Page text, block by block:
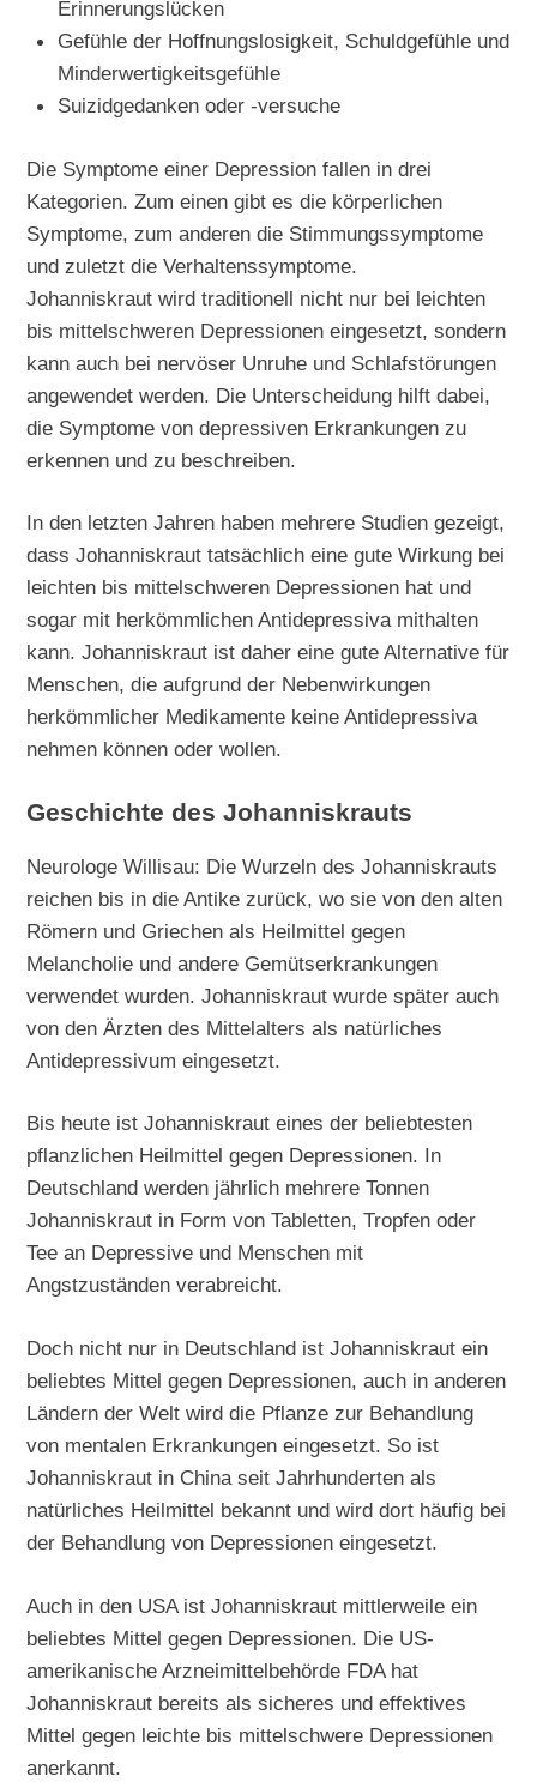
Erinnerungslücken
Gefühle der Hoffnungslosigkeit, Schuldgefühle und
Minderwertigkeitsgefühle
Suizidgedanken oder -versuche
Die Symptome einer Depression fallen in drei
Kategorien. Zum einen gibt es die körperlichen
Symptome, zum anderen die Stimmungssymptome
und zuletzt die Verhaltenssymptome.
Johanniskraut wird traditionell nicht nur bei leichten
bis mittelschweren Depressionen eingesetzt, sondern
kann auch bei nervöser Unruhe und Schlafstörungen
angewendet werden. Die Unterscheidung hilft dabei,
die Symptome von depressiven Erkrankungen zu
erkennen und zu beschreiben.
In den letzten Jahren haben mehrere Studien gezeigt,
dass Johanniskraut tatsächlich eine gute Wirkung bei
leichten bis mittelschweren Depressionen hat und
sogar mit herkömmlichen Antidepressiva mithalten
kann. Johanniskraut ist daher eine gute Alternative für
Menschen, die aufgrund der Nebenwirkungen
herkömmlicher Medikamente keine Antidepressiva
nehmen können oder wollen.
Geschichte des Johanniskrauts
Neurologe Willisau: Die Wurzeln des Johanniskrauts
reichen bis in die Antike zurück, wo sie von den alten
Römern und Griechen als Heilmittel gegen
Melancholie und andere Gemütserkrankungen
verwendet wurden. Johanniskraut wurde später auch
von den Ärzten des Mittelalters als natürliches
Antidepressivum eingesetzt.
Bis heute ist Johanniskraut eines der beliebtesten
pflanzlichen Heilmittel gegen Depressionen. In
Deutschland werden jährlich mehrere Tonnen
Johanniskraut in Form von Tabletten, Tropfen oder
Tee an Depressive und Menschen mit
Angstzuständen verabreicht.
Doch nicht nur in Deutschland ist Johanniskraut ein
beliebtes Mittel gegen Depressionen, auch in anderen
Ländern der Welt wird die Pflanze zur Behandlung
von mentalen Erkrankungen eingesetzt. So ist
Johanniskraut in China seit Jahrhunderten als
natürliches Heilmittel bekannt und wird dort häufig bei
der Behandlung von Depressionen eingesetzt.
Auch in den USA ist Johanniskraut mittlerweile ein
beliebtes Mittel gegen Depressionen. Die US-
amerikanische Arzneimittelbehörde FDA hat
Johanniskraut bereits als sicheres und effektives
Mittel gegen leichte bis mittelschwere Depressionen
anerkannt.